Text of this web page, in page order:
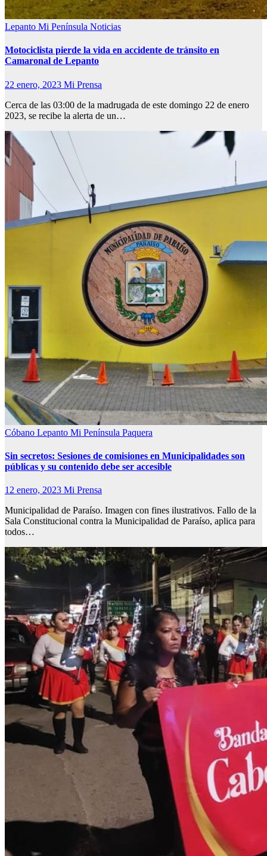
Lepanto Mi Península Noticias
Motociclista pierde la vida en accidente de tránsito en
Camaronal de Lepanto
22 enero, 2023 Mi Prensa
Cerca de las 03:00 de la madrugada de este domingo 22 de enero
2023, se recibe la alerta de un…
Cóbano Lepanto Mi Península Paquera
Sin secretos: Sesiones de comisiones en Municipalidades son
públicas y su contenido debe ser accesible
12 enero, 2023 Mi Prensa
Municipalidad de Paraíso. Imagen con fines ilustrativos. Fallo de la
Sala Constitucional contra la Municipalidad de Paraíso, aplica para
todos…